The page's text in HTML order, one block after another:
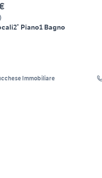
)
2° Piano1 Bagno
Immobiliare